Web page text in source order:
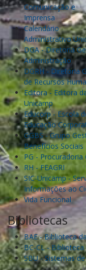
Comunicação e
Imprensa
Calendário
Administrativo
DGA - Diretoria
Administração
DGRH - Diretoria
de Recursos
Editora - Editora
Unicamp
Educorp - Escola
Educação
GGBS - Grupo
Benefícios Sociais
PG - Procuradoria
RH - FEAGRI
SIC-Unicamp -
Informações ao
Vida Funcional
Bibliotecas
BAE - Biblioteca
BC-CL -
SBU - Sistemas